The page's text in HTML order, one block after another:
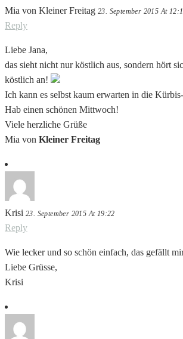
Mia von Kleiner Freitag 23. September 2015 At
Reply
Liebe Jana,
das sieht nicht nur köstlich aus, sondern hört
köstlich an!
Ich kann es selbst kaum erwarten in die
Hab einen schönen Mittwoch!
Viele herzliche Grüße
Mia von Kleiner Freitag
Krisi 23. September 2015 At 19:22
Reply
Wie lecker und so schön einfach, das gefällt
Liebe Grüsse,
Krisi